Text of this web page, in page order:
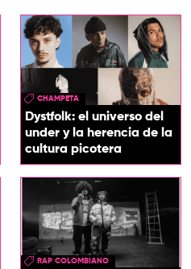
CHAMPETA
Dystfolk: el universo del
under y la herencia de la
cultura picotera
RAP COLOMBIANO